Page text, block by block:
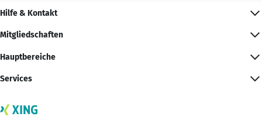
Hilfe & Kontakt
Mitgliedschaften
Hauptbereiche
Services